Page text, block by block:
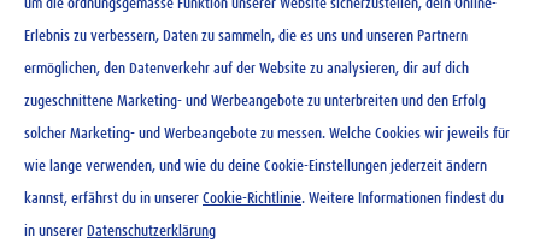
Ovomaltine Schokolade noir
100 g
um die ordnungsgemässe Funktion unserer Website sicherzustellen, dein Online-
Erlebnis zu verbessern, Daten zu sammeln, die es uns und unseren Partnern
ermöglichen, den Datenverkehr auf der Website zu analysieren, dir auf dich
zugeschnittene Marketing- und Werbeangebote zu unterbreiten und den Erfolg
solcher Marketing- und Werbeangebote zu messen. Welche Cookies wir jeweils für
wie lange verwenden, und wie du deine Cookie-Einstellungen jederzeit ändern
kannst, erfährst du in unserer Cookie-Richtlinie. Weitere Informationen findest du
in unserer Datenschutzerklärung